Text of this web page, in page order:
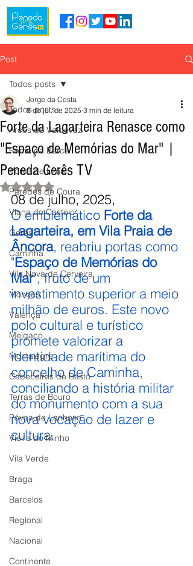
Post
Todos posts
Arcos de Valdevez
Ponte da Barca
Ponte de Lima
Paredes de Coura
Viana do Castelo
Gerês
Caminha
Vila Nova de Cerveira
Monção
Valença
Melgaço
Montalegre
Cabeceiras de Basto
Terras de Bouro
Póvoa de Lanhoso
Vieira do Minho
Vila Verde
Braga
Barcelos
Regional
Nacional
Continente
Todos posts
Forte da Lagarteira Renasce como
"Espaço de Memórias do Mar" |
Peneda Gerês TV
Jorge da Costa
8 de jul. de 2025 3 min de leitura
Avaliado com NaN de 5 estrelas.
08 de julho, 2025,
O emblemático Forte da
Lagarteira, em Vila Praia de
Âncora, reabriu portas como
"Espaço de Memórias do
Mar", fruto de um
investimento superior a meio
milhão de euros. Este novo
polo cultural e turístico
promete valorizar a
identidade marítima do
concelho de Caminha,
conciliando a história militar
do monumento com a sua
nova vocação de lazer e
cultura.